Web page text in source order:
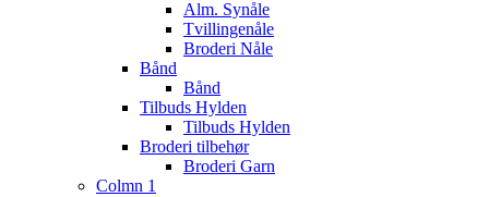
Alm. Synåle
Tvillingenåle
Broderi Nåle
Bånd
Bånd
Tilbuds Hylden
Tilbuds Hylden
Broderi tilbehør
Broderi Garn
Colmn 1